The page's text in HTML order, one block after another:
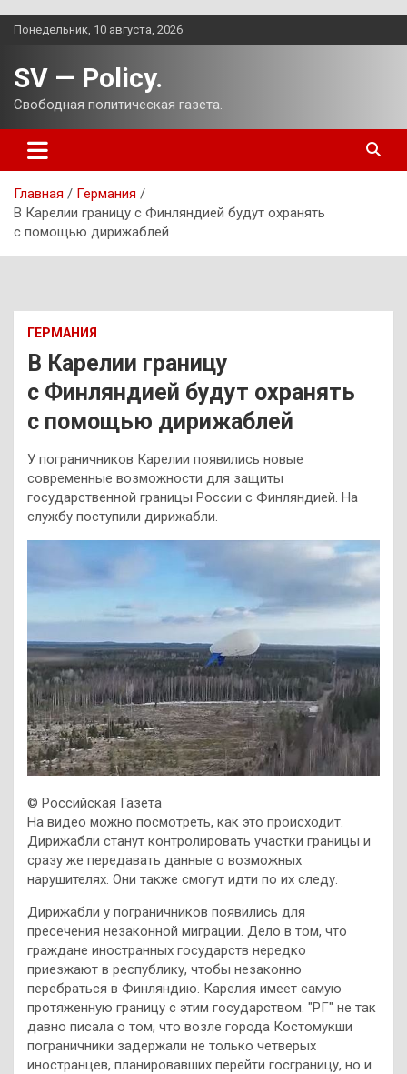
Перейти
Понедельник, 10 августа, 2026
SV — Policy.
Свободная политическая газета.
Главная
Германия
В Карелии границу с Финляндией будут охранять
с помощью дирижаблей
ГЕРМАНИЯ
В Карелии границу
с Финляндией будут охранять
с помощью дирижаблей
У пограничников Карелии появились новые
современные возможности для защиты
государственной границы России с Финляндией. На
службу поступили дирижабли.
© Российская Газета
На видео можно посмотреть, как это происходит.
Дирижабли станут контролировать участки границы и
сразу же передавать данные о возможных
нарушителях. Они также смогут идти по их следу.
Дирижабли у пограничников появились для
пресечения незаконной миграции. Дело в том, что
граждане иностранных государств нередко
приезжают в республику, чтобы незаконно
перебраться в Финляндию. Карелия имеет самую
протяженную границу с этим государством. "РГ" не так
давно писала о том, что возле города Костомукши
пограничники задержали не только четверых
иностранцев, планировавших перейти госграницу, но и